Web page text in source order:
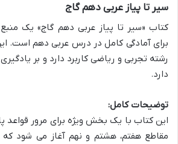
سیر تا پیاز عربی دهم گاج
کتاب «سیر تا پیاز عربی دهم گاج» یک
برای آمادگی کامل در درس عربی دهم است.
رشته تجربی و ریاضی کاربرد دارد و بر
دارد.
توضیحات کامل:
این کتاب با یک بخش ویژه برای مرور قواعد
مقاطع هفتم، هشتم و نهم آغاز می شود که